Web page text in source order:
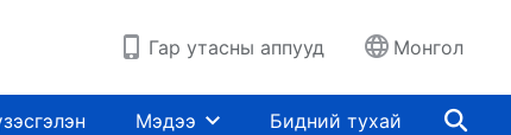
Гар утасны аппууд Монгол
Мэдээ Бидний тухай